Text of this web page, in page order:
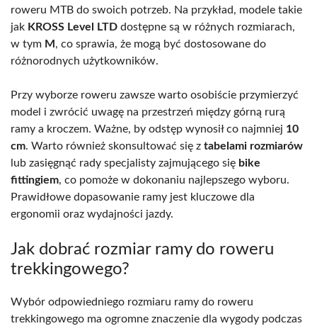
roweru MTB do swoich potrzeb. Na przykład, modele takie
jak KROSS Level LTD dostępne są w różnych rozmiarach,
w tym M , co sprawia, że mogą być dostosowane do
różnorodnych użytkowników.
Przy wyborze roweru zawsze warto osobiście przymierzyć
model i zwrócić uwagę na przestrzeń między górną rurą
ramy a kroczem. Ważne, by odstęp wynosił co najmniej 10
cm. Warto również skonsultować się z tabelami rozmiarów
lub zasięgnąć rady specjalisty zajmującego się bike
fittingiem, co pomoże w dokonaniu najlepszego wyboru.
Prawidłowe dopasowanie ramy jest kluczowe dla
ergonomii oraz wydajności jazdy.
Jak dobrać rozmiar ramy do roweru
trekkingowego?
Wybór odpowiedniego rozmiaru ramy do roweru
trekkingowego ma ogromne znaczenie dla wygody podczas